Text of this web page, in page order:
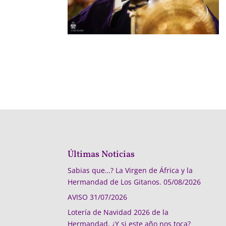
Últimas Noticias
Sabias que…? La Virgen de África y la
Hermandad de Los Gitanos. 05/08/2026
AVISO 31/07/2026
Lotería de Navidad 2026 de la
Hermandad, ¿Y si este año nos toca?